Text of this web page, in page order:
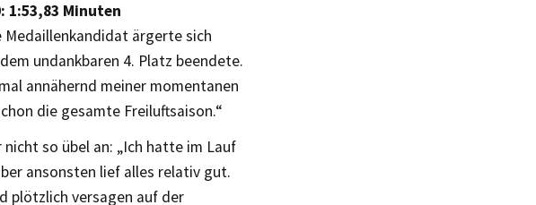
1:53,83 Minuten
Medaillenkandidat ärgerte sich
undankbaren 4. Platz beendete.
annähernd meiner momentanen
die gesamte Freiluftsaison.“
so übel an: „Ich hatte im Lauf
ansonsten lief alles relativ gut.
plötzlich versagen auf der